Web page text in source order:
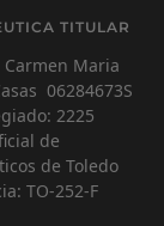
TITULAR
Maria
06284673S
2225
de
de Toledo
TO-252-F
virtual.